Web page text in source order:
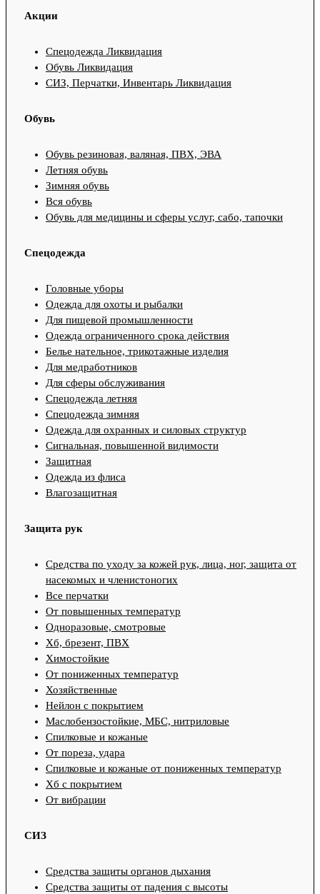
Акции
Спецодежда Ликвидация
Обувь Ликвидация
СИЗ, Перчатки, Инвентарь Ликвидация
Обувь
Обувь резиновая, валяная, ПВХ, ЭВА
Летняя обувь
Зимняя обувь
Вся обувь
Обувь для медицины и сферы услуг, сабо, тапочки
Спецодежда
Головные уборы
Одежда для охоты и рыбалки
Для пищевой промышленности
Одежда ограниченного срока действия
Белье нательное, трикотажные изделия
Для медработников
Для сферы обслуживания
Спецодежда летняя
Спецодежда зимняя
Одежда для охранных и силовых структур
Сигнальная, повышенной видимости
Защитная
Одежда из флиса
Влагозащитная
Защита рук
Средства по уходу за кожей рук, лица, ног, защита от
насекомых и членистоногих
Все перчатки
От повышенных температур
Одноразовые, смотровые
Хб, брезент, ПВХ
Химостойкие
От пониженных температур
Хозяйственные
Нейлон с покрытием
Маслобензостойкие, МБС, нитриловые
Спилковые и кожаные
От пореза, удара
Спилковые и кожаные от пониженных температур
Хб с покрытием
От вибрации
СИЗ
Средства защиты органов дыхания
Средства защиты от падения с высоты